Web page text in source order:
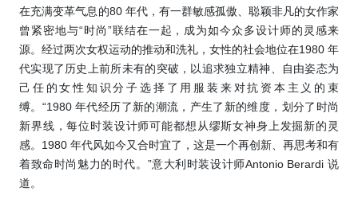
在充满变革气息的80 年代，有一群敏感孤傲、聪颖非凡的女作家
曾紧密地与“时尚”联结在一起，成为如今众多设计师的灵感来
源。经过两次女权运动的推动和洗礼，女性的社会地位在1980 年
代实现了历史上前所未有的突破，以追求独立精神、自由姿态为
己任的女性知识分子选择了用服装来对抗资本主义的束
缚。“1980 年代经历了新的潮流，产生了新的维度，划分了时尚
新界线，每位时装设计师可能都想从缪斯女神身上发掘新的灵
感。1980 年代风如今又合时宜了，这是一个再创新、再思考和有
着致命时尚魅力的时代。”意大利时装设计师Antonio Berardi 说
道。